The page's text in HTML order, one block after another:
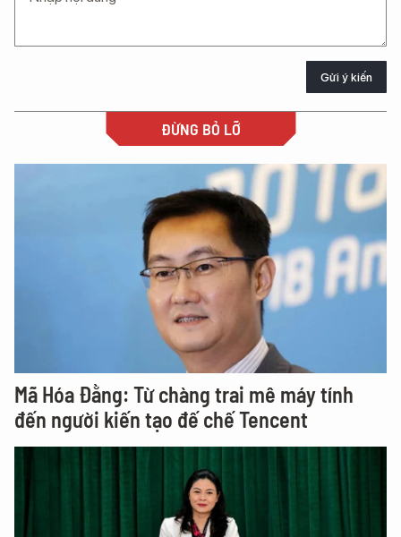
Gửi ý kiến
ĐỪNG BỎ LỠ
Mã Hóa Đằng: Từ chàng trai mê máy tính
đến người kiến tạo đế chế Tencent